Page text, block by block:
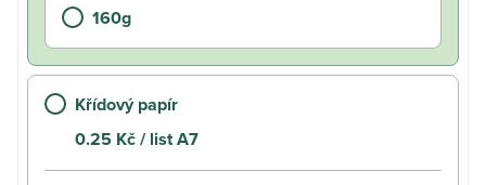
160g
Křídový papír
0.25 Kč/ list A7